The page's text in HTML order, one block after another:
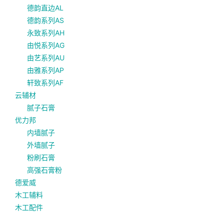
德韵直边AL
德韵系列AS
永致系列AH
由悦系列AG
由艺系列AU
由雅系列AP
轩致系列AF
云辅材
腻子石膏
优力邦
内墙腻子
外墙腻子
粉刷石膏
高强石膏粉
德爱威
木工辅料
木工配件